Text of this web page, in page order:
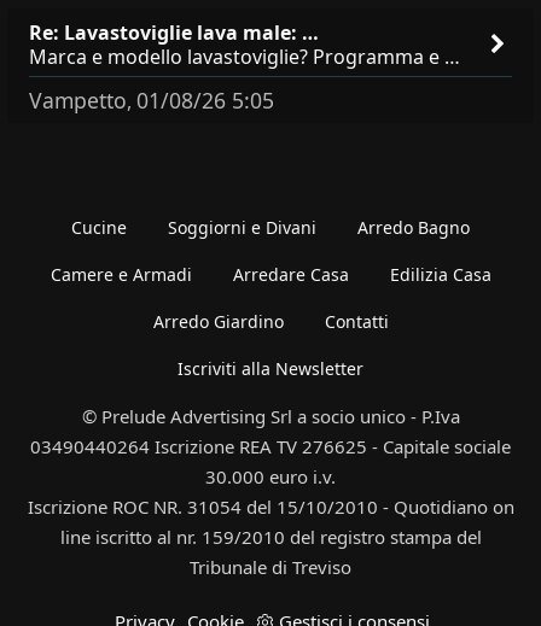
Re: Lavastoviglie lava male: …
Marca e modello lavastoviglie? Programma e Deterisvo utilizzato ? Decalcificatore è regolato in in base alla durezza
Vampetto, 01/08/26 5:05
Cucine Soggiorni e Divani Arredo Bagno
Camere e Armadi Arredare Casa Edilizia Casa
Arredo Giardino Contatti
Iscriviti alla Newsletter
© Prelude Advertising Srl a socio unico - P.Iva
03490440264 Iscrizione REA TV 276625 - Capitale sociale
30.000 euro i.v.
Iscrizione ROC NR. 31054 del 15/10/2010 - Quotidiano on
line iscritto al nr. 159/2010 del registro stampa del
Tribunale di Treviso
Privacy Cookie Gestisci i consensi